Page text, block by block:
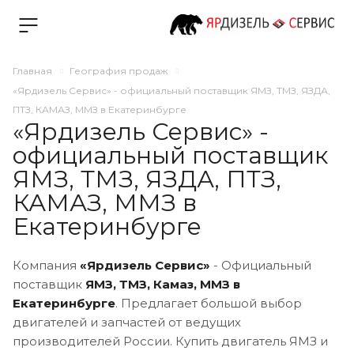
Главная
География продаж
«Ярдизель Сервис» - официальный поставщик ЯМЗ, ТМЗ, ЯЗДА,
ПТЗ, КАМАЗ, ММЗ в Екатеринбурге
«Ярдизель Сервис» -
официальный поставщик
ЯМЗ, ТМЗ, ЯЗДА, ПТЗ,
КАМАЗ, ММЗ в
Екатеринбурге
Компания «Ярдизель Сервис» - Официальный
поставщик ЯМЗ, ТМЗ, Камаз, ММЗ в
Екатеринбурге. Предлагает большой выбор
двигателей и запчастей от ведущих
производителей России. Купить двигатель ЯМЗ и